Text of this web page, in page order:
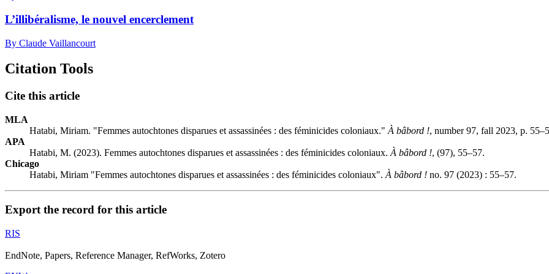
L’illibéralisme, le nouvel encerclement
By Claude Vaillancourt
Citation Tools
Cite this article
MLA
Hatabi, Miriam. "Femmes autochtones disparues et assassinées : des féminicides coloniaux." À bâbord !, number 97, fall 2023, p.
APA
Hatabi, M. (2023). Femmes autochtones disparues et assassinées : des féminicides coloniaux. À bâbord !, (97), 55–57.
Chicago
Hatabi, Miriam "Femmes autochtones disparues et assassinées : des féminicides coloniaux". À bâbord ! no. 97 (2023) : 55–57.
Export the record for this article
RIS
EndNote, Papers, Reference Manager, RefWorks, Zotero